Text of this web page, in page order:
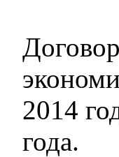
2014
года.